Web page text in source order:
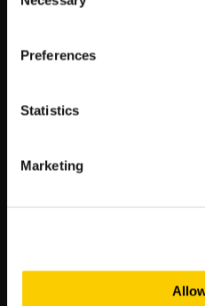
Selection
Preferences
Statistics
Marketing
dysponuje kilkoma
Gra na własnym
Stabilna Formacja
Podsumowanie Analizy
faworytem. Niskie kursy na ich